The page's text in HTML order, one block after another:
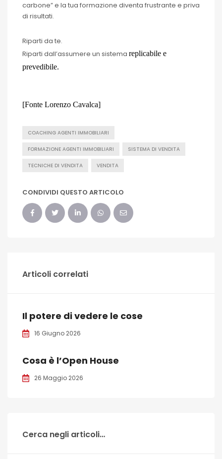
carbone” e la tua formazione diventa frustrante e priva
di risultati.
Riparti da te.
Riparti dall’assumere un sistema replicabile e
prevedibile.
[Fonte Lorenzo Cavalca]
COACHING AGENTI IMMOBILIARI
FORMAZIONE AGENTI IMMOBILIARI SISTEMA DI VENDITA
TECNICHE DI VENDITA VENDITA
CONDIVIDI QUESTO ARTICOLO
Articoli correlati
Il potere di vedere le cose
16 Giugno 2026
Cosa è l’Open House
26 Maggio 2026
Cerca negli articoli…